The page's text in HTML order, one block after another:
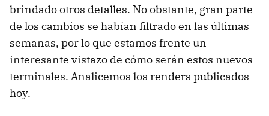
brindado otros detalles. No obstante, gran parte
de los cambios se habían filtrado en las últimas
semanas, por lo que estamos frente un
interesante vistazo de cómo serán estos nuevos
terminales. Analicemos los renders publicados
hoy.